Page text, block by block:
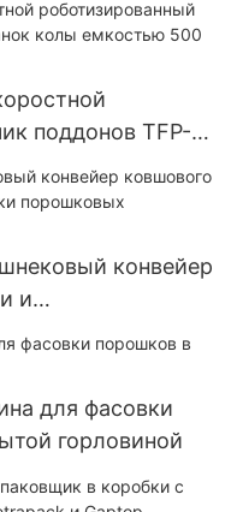
поддонов TFP-RP
мл400
конвейер
и
материалов
для фасовки
горловиной